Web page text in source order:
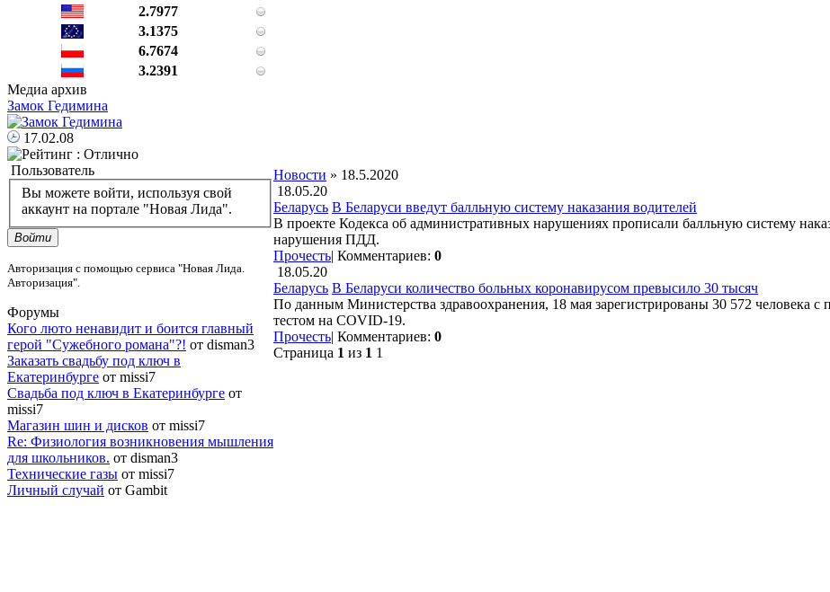
2.7977
3.1375
6.7674
3.2391
Медиа архив
Замок Гедимина
17.02.08
Пользователь
Вы можете войти, используя свой
аккаунт на портале "Новая Лида".
Войти
Авторизация с помощью сервиса "Новая Лида.
Авторизация".
Форумы
Кого люто ненавидит и боится главный
герой "Сужебного романа"?! от disman3
Заказать свадьбу под ключ в
Екатеринбурге от missi7
Cвадьба под ключ в Екатеринбурге от
missi7
Магазин шин и дисков от missi7
Re: Физиология возникновения мышления
для школьников. от disman3
Технические газы от missi7
Личный случай от Gambit
Новости » 18.5.2020
18.05.20
Беларусь В Беларуси введут балльную систему наказания водителей
В проекте Кодекса об административных нарушениях прописали балльную систему
нарушения ПДД.
Прочесть| Комментариев: 0
18.05.20
Беларусь В Беларуси количество больных коронавирусом превысило 30 тысяч
По данным Министерства здравоохранения, 18 мая зарегистрированы 30 572 человека
тестом на COVID-19.
Прочесть| Комментариев: 0
Страница 1 из 1 1